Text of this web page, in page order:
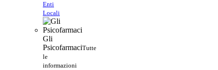
Enti
Locali
Gli
PsicofarmaciTutte
le
informazioni